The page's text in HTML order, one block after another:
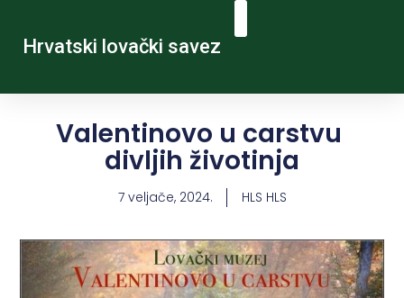
Hrvatski lovački savez
Valentinovo u carstvu
divljih životinja
7 veljače, 2024. HLS HLS